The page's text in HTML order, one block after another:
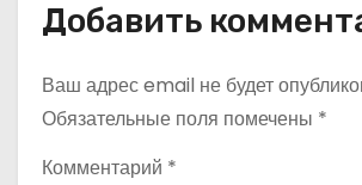
я
м
Добавить
Ваш адрес email не будет
Обязательные поля помечены *
Комментарий *